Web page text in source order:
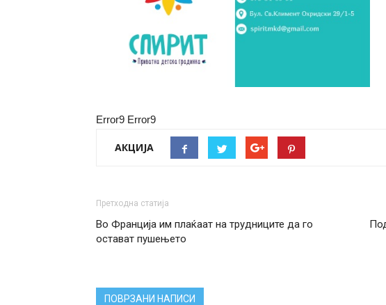
Error9 Error9
АКЦИЈА
Претходна статија
Во Франција им плаќаат на трудниците да го
остават пушењето
ПОВРЗАНИ НАПИСИ